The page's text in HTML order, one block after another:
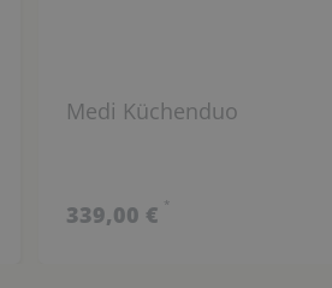
Medi Küchenduo
339,00 € *